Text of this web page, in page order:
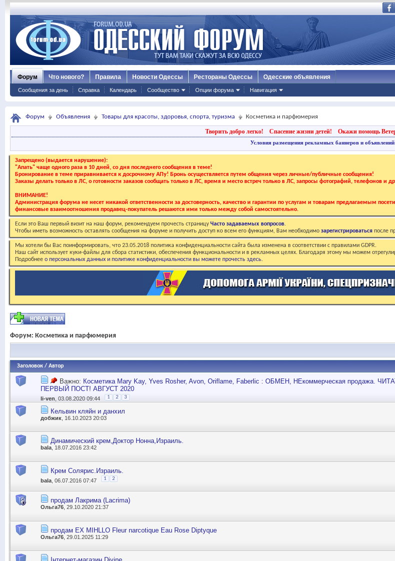
Форум
Сообщения за день Справка Календарь Сообщество Опции форума Навигация
Что нового? Правила Новости Одессы Рестораны Одессы Одесские объявления
Форум Объявления Товары для красоты, здоровья, спорта, туризма Косметика и парфюмерия
Творить добро легко! Спасение жизни детей! Окажи помощь
Условия размещения рекламных баннеров и
Запрещено (выдается нарушение):
"Апать" чаще одного раза в 10 дней, со дня последнего сообщения в теме!
Бронирование в теме приравнивается к досрочному АПу! Бронь осуществляется путем общения через личные/публичные сообщения!
Заказы делать только в ЛС, о готовности заказов сообщать только в ЛС, время и место встреч только в ЛС, запросы фотографий, телефонов
ВНИМАНИЕ!
Администрация форума не несет никакой ответственности за достоверность, качество и гарантии по услугам и товарам предлагаемым
финансовые взаимоотношения продавец-покупатель решаются ими только между собой самостоятельно.
Если это Ваш первый визит на наш форум, рекомендуем прочесть страницуЧасто задаваемых вопросов.
Чтобы иметь возможность оставлять сообщения на форуме и получить доступ ко всем его функциям, Вам необходимо зарегистрироваться после
Мы хотели бы Вас поинформировать, что 23.05.2018 политика конфиденциальности сайта была изменена в соответствии с правилами GDPR.
Наш сайт использует куки-файлы для сбора статистики, обеспечения функциональности и в рекламных целях. Благодаря этому мы можем
Подробнее о персональных данных и политике конфиденциальности вы можете прочесть здесь.
Форум: Косметика и парфюмерия
Заголовок / Автор
Важно: Косметика Mary Kay, Yves Rosher, Avon, Oriflame, Faberlic : ОБМЕН, НЕкоммерческая продажа.
ПЕРВЫЙ ПОСТ! АВГУСТ 2020
li-ven , 03.08.2020 09:44 1 2 3
Кельвин кляйн и данхил
добжик , 16.10.2023 20:03
Динамический крем,Доктор Нонна,Израиль.
bala , 18.07.2016 23:42
Крем Солярис.Израиль.
bala , 06.07.2016 07:47 1 2
продам Лакрима (Lacrima)
Ольга76 , 29.10.2020 21:37
продам EX MIHLLO Fleur narcotique Eau Rose Diptyque
Ольга76 , 29.01.2025 11:29